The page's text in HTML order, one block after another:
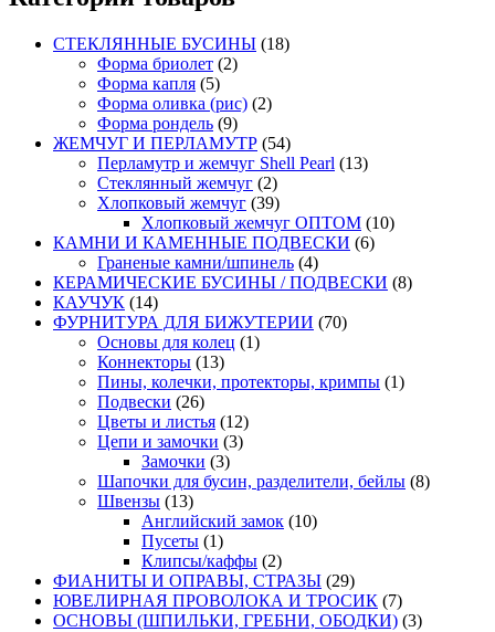
СТЕКЛЯННЫЕ БУСИНЫ (18)
Форма бриолет (2)
Форма капля (5)
Форма оливка (рис) (2)
Форма рондель (9)
ЖЕМЧУГ И ПЕРЛАМУТР (54)
Перламутр и жемчуг Shell Pearl (13)
Стеклянный жемчуг (2)
Хлопковый жемчуг (39)
Хлопковый жемчуг ОПТОМ (10)
КАМНИ И КАМЕННЫЕ ПОДВЕСКИ (6)
Граненые камни/шпинель (4)
КЕРАМИЧЕСКИЕ БУСИНЫ / ПОДВЕСКИ (8)
КАУЧУК (14)
ФУРНИТУРА ДЛЯ БИЖУТЕРИИ (70)
Основы для колец (1)
Коннекторы (13)
Пины, колечки, протекторы, кримпы (1)
Подвески (26)
Цветы и листья (12)
Цепи и замочки (3)
Замочки (3)
Шапочки для бусин, разделители, бейлы (8)
Швензы (13)
Английский замок (10)
Пусеты (1)
Клипсы/каффы (2)
ФИАНИТЫ И ОПРАВЫ, СТРАЗЫ (29)
ЮВЕЛИРНАЯ ПРОВОЛОКА И ТРОСИК (7)
ОСНОВЫ (ШПИЛЬКИ, ГРЕБНИ, ОБОДКИ) (3)